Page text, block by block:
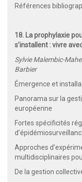
Références
18. La prophylaxie
s’installent : vivre
Sylvie Malembic-
Barbier
Émergence et
Panorama sur la
européenne
Fortes spécificités
Approches
multidisciplinaires
De la gestion